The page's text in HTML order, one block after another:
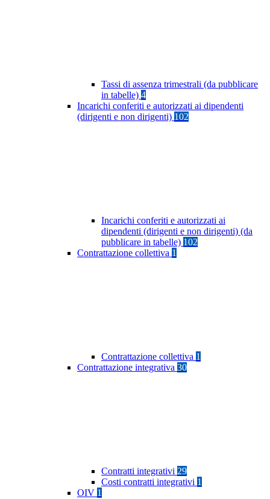
Tassi di assenza trimestrali (da pubblicare
in tabelle) 4
Incarichi conferiti e autorizzati ai dipendenti
(dirigenti e non dirigenti) 102
Incarichi conferiti e autorizzati ai
dipendenti (dirigenti e non dirigenti) (da
pubblicare in tabelle) 102
Contrattazione collettiva 1
Contrattazione collettiva 1
Contrattazione integrativa 30
Contratti integrativi 29
Costi contratti integrativi 1
OIV 1